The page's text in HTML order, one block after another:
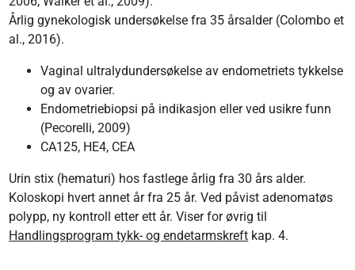
Årlig gynekologisk undersøkelse fra 35 årsalder (Colombo et
al., 2016).
Vaginal ultralydundersøkelse av endometriets tykkelse
og av ovarier.
Endometriebiopsi på indikasjon eller ved usikre funn
(Pecorelli, 2009)
CA125, HE4, CEA
Urin stix (hematuri) hos fastlege årlig fra 30 års alder.
Koloskopi hvert annet år fra 25 år. Ved påvist adenomatøs
polypp, ny kontroll etter ett år. Viser for øvrig til
Handlingsprogram tykk- og endetarmskreft kap. 4.